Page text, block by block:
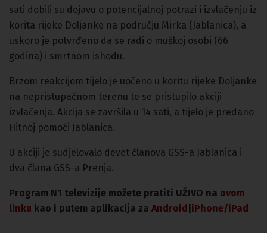
sati dobili su dojavu o potencijalnoj potrazi i izvlačenju iz
korita rijeke Doljanke na području Mirka (Jablanica), a
uskoro je potvrđeno da se radi o muškoj osobi (66
godina) i smrtnom ishodu.
Brzom reakcijom tijelo je uočeno u koritu rijeke Doljanke
na nepristupačnom terenu te se pristupilo akciji
izvlačenja. Akcija se završila u 14 sati, a tijelo je predano
Hitnoj pomoći Jablanica.
U akciji je sudjelovalo devet članova GSS-a Jablanica i
dva člana GSS-a Prenja.
Program N1 televizije možete pratiti UŽIVO na ovom
linku kao i putem aplikacija za Android iPhone/iPad